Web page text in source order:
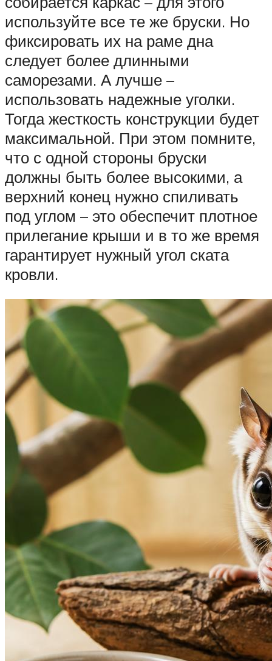
используйте все те же бруски. Но
фиксировать их на раме дна
следует более длинными
саморезами. А лучше –
использовать надежные уголки.
Тогда жесткость конструкции будет
максимальной. При этом помните,
что с одной стороны бруски
должны быть более высокими, а
верхний конец нужно спиливать
под углом – это обеспечит плотное
прилегание крыши и в то же время
гарантирует нужный угол ската
кровли.